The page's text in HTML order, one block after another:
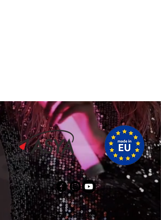
+359 884 000